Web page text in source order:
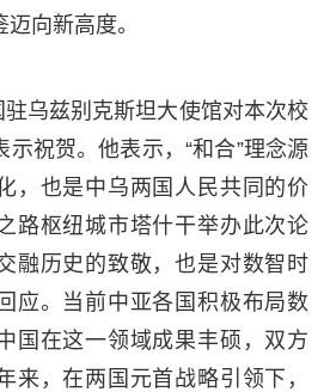
向新高度。
乌兹别克斯坦大使馆对本次校
祝贺。他表示，“和合”理念源
，也是中乌两国人民共同的价
路枢纽城市塔什干举办此次论
融历史的致敬，也是对数智时
应。当前中亚各国积极布局数
国在这一领域成果丰硕，双方
来，在两国元首战略引领下，